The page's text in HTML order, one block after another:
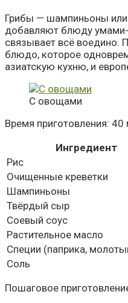
Грибы — шампиньоны
добавляют блюду
связывает всё воедино.
блюдо, которое
азиатскую кухню, и
С овощами
Время приготовления: 40
Ингредиент
Рис
Очищенные креветки
Шампиньоны
Твёрдый сыр
Соевый соус
Растительное масло
Специи (паприка,
Соль
Пошаговое